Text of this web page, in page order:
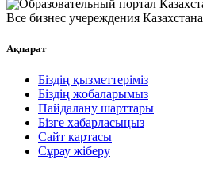
Все бизнес учереждения Казахстана
Ақпарат
Біздің қызметтеріміз
Біздің жобаларымыз
Пайдалану шарттары
Бізге хабарласыңыз
Сайт картасы
Сұрау жіберу